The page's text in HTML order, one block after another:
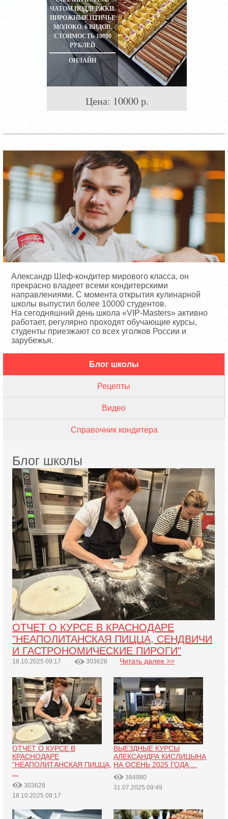
ЧАТОМ ПОДДЕРЖКИ.
ПИРОЖНЫЕ ПТИЧЬЕ
МОЛОКО. 6 ВИДОВ.
СТОИМОСТЬ 10000
РУБЛЕЙ
ОНЛАЙН
Цена: 10000 р.
Александр Шеф-кондитер мирового класса, он
прекрасно владеет всеми кондитерскими
направлениями. С момента открытия кулинарной
школы выпустил более 10000 студентов.
На сегодняшний день школа «VIP-Masters» активно
работает, регулярно проходят обучающие курсы,
студенты приезжают со всех уголков России и
зарубежья.
Блог школы
Рецепты
Видео
Справочник кондитера
Блог школы
ОТЧЕТ О КУРСЕ В КРАСНОДАРЕ
"НЕАПОЛИТАНСКАЯ ПИЦЦА, СЕНДВИЧИ
И ГАСТРОНОМИЧЕСКИЕ ПИРОГИ"
18.10.2025 09:17 303628 Читать далее >>
ОТЧЕТ О КУРСЕ В
КРАСНОДАРЕ
"НЕАПОЛИТАНСКАЯ ПИЦЦА,
303628
18.10.2025 09:17
ВЫЕЗДНЫЕ КУРСЫ
АЛЕКСАНДРА КИСЛИЦЫНА
НА ОСЕНЬ 2025 ГОДА ...
384980
31.07.2025 09:49